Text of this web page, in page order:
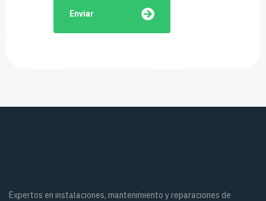
Enviar
Expertos en instalaciones, mantenimiento y reparaciones de